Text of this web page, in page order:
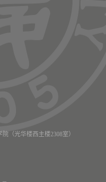
（光华楼西主楼2308室）